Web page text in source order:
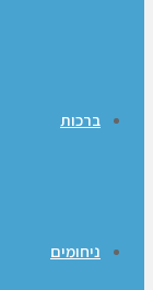
ברכות
ניחומים